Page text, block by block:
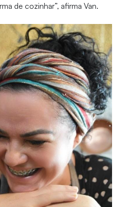
de cozinhar”, afirma Van.